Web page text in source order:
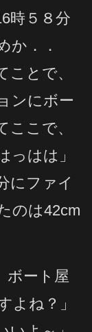
時５８分
か．．
ことで、
ンにボー
ここで、
っはは」
にファイ
のは42cm
ボート屋
よね？」